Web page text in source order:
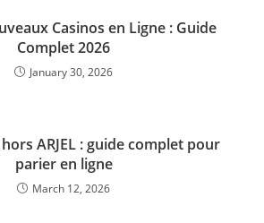
Casinos en Ligne : Guide
Complet 2026
January 30, 2026
ARJEL : guide complet pour
parier en ligne
March 12, 2026